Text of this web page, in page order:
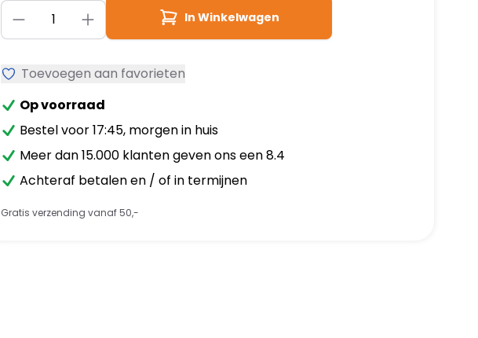
Aantal In Winkelwagen
Toevoegen aan favorieten
Op voorraad
Bestel voor 17:45, morgen in huis
Meer dan 15.000 klanten geven ons een 8.4
Achteraf betalen en / of in termijnen
Gratis verzending vanaf 50,-